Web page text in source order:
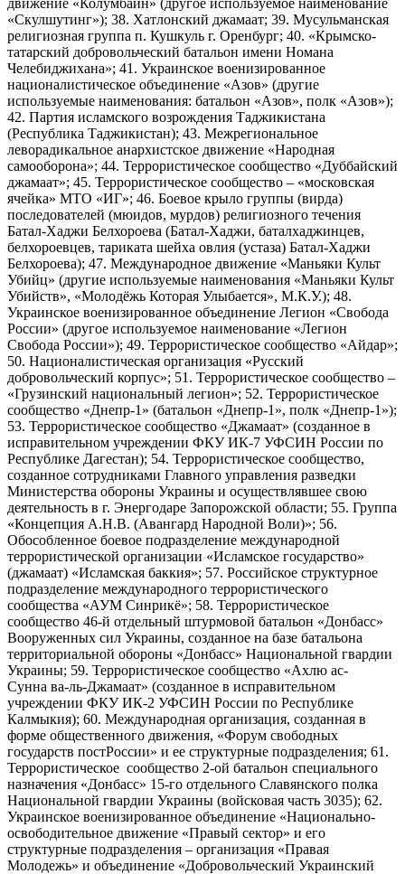
движение «Колумбайн» (другое используемое наименование
«Скулшутинг»); 38. Хатлонский джамаат; 39. Мусульманская
религиозная группа п. Кушкуль г. Оренбург; 40. «Крымско-
татарский добровольческий батальон имени Номана
Челебиджихана»; 41. Украинское военизированное
националистическое объединение «Азов» (другие
используемые наименования: батальон «Азов», полк «Азов»);
42. Партия исламского возрождения Таджикистана
(Республика Таджикистан); 43. Межрегиональное
леворадикальное анархистское движение «Народная
самооборона»; 44. Террористическое сообщество «Дуббайский
джамаат»; 45. Террористическое сообщество – «московская
ячейка» МТО «ИГ»; 46. Боевое крыло группы (вирда)
последователей (мюидов, мурдов) религиозного течения
Батал-Хаджи Белхороева (Батал-Хаджи, баталхаджинцев,
белхороевцев, тариката шейха овлия (устаза) Батал-Хаджи
Белхороева); 47. Международное движение «Маньяки Культ
Убийц» (другие используемые наименования «Маньяки Культ
Убийств», «Молодёжь Которая Улыбается», М.К.У.); 48.
Украинское военизированное объединение Легион «Свобода
России» (другое используемое наименование «Легион
Свобода России»); 49. Террористическое сообщество «Айдар»;
50. Националистическая организация «Русский
добровольческий корпус»; 51. Террористическое сообщество –
«Грузинский национальный легион»; 52. Террористическое
сообщество «Днепр-1» (батальон «Днепр-1», полк «Днепр-1»);
53. Террористическое сообщество «Джамаат» (созданное в
исправительном учреждении ФКУ ИК-7 УФСИН России по
Республике Дагестан); 54. Террористическое сообщество,
созданное сотрудниками Главного управления разведки
Министерства обороны Украины и осуществлявшее свою
деятельность в г. Энергодаре Запорожской области; 55. Группа
«Концепция А.Н.В. (Авангард Народной Воли)»; 56.
Обособленное боевое подразделение международной
террористической организации «Исламское государство»
(джамаат) «Исламская баккия»; 57. Российское структурное
подразделение международного террористического
сообщества «АУМ Синрикё»; 58. Террористическое
сообщество 46-й отдельный штурмовой батальон «Донбасс»
Вооруженных сил Украины, созданное на базе батальона
территориальной обороны «Донбасс» Национальной гвардии
Украины; 59. Террористическое сообщество «Ахлю ас-
Сунна ва-ль-Джамаат» (созданное в исправительном
учреждении ФКУ ИК-2 УФСИН России по Республике
Калмыкия); 60. Международная организация, созданная в
форме общественного движения, «Форум свободных
государств постРоссии» и ее структурные подразделения; 61.
Террористическое сообщество 2-ой батальон специального
назначения «Донбасс» 15-го отдельного Славянского полка
Национальной гвардии Украины (войсковая часть 3035); 62.
Украинское военизированное объединение «Национально-
освободительное движение «Правый сектор» и его
структурные подразделения – организация «Правая
Молодежь» и объединение «Добровольческий Украинский